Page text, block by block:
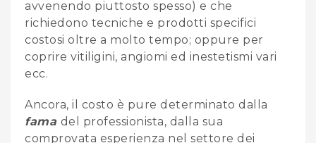
avvenendo piuttosto spesso) e che
richiedono tecniche e prodotti specifici
costosi oltre a molto tempo; oppure per
coprire vitiligini, angiomi ed inestetismi vari
ecc.
Ancora, il costo è pure determinato dalla
fama del professionista, dalla sua
comprovata esperienza nel settore dei